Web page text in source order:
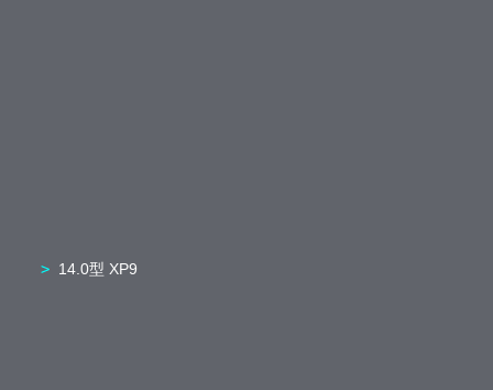
14.0型 XP9